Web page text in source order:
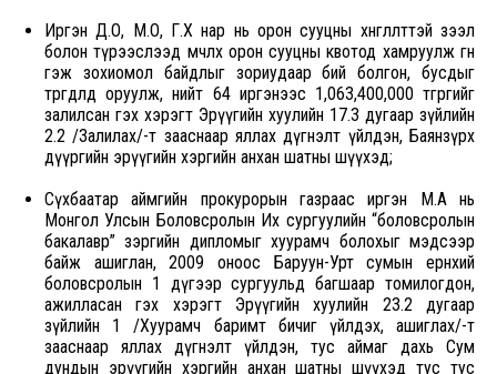
Иргэн Д.О, М.О, Г.Х нар нь орон сууцны хөнгөлөлттэй зээл
болон түрээслээд өмчлөх орон сууцны квотод хамруулж өгнө
гэж зохиомол байдлыг зориудаар бий болгон, бусдыг
төөрөгдөлд оруулж, нийт 64 иргэнээс 1,063,400,000 төгрөгийг
залилсан гэх хэрэгт Эрүүгийн хуулийн 17.3 дугаар зүйлийн
2.2 /Залилах/-т зааснаар яллах дүгнэлт үйлдэн, Баянзүрх
дүүргийн эрүүгийн хэргийн анхан шатны шүүхэд;
Сүхбаатар аймгийн прокурорын газраас иргэн М.А нь
Монгол Улсын Боловсролын Их сургуулийн “боловсролын
бакалавр” зэргийн дипломыг хуурамч болохыг мэдсээр
байж ашиглан, 2009 оноос Баруун-Урт сумын ерөнхий
боловсролын 1 дүгээр сургуульд багшаар томилогдон,
ажилласан гэх хэрэгт Эрүүгийн хуулийн 23.2 дугаар
зүйлийн 1 /Хуурамч баримт бичиг үйлдэх, ашиглах/-т
зааснаар яллах дүгнэлт үйлдэн, тус аймаг дахь Сум
дундын эрүүгийн хэргийн анхан шатны шүүхэд тус тус